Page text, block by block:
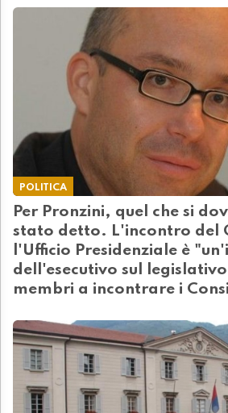
POLITICA
Per Pronzini, quel che si
stato detto. L'incontro del
l'Ufficio Presidenziale è
dell'esecutivo sul
membri a incontrare i